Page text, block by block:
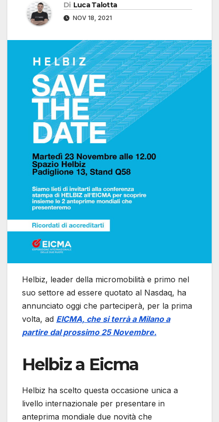
Di Luca Talotta
NOV 18, 2021
Helbiz, leader della micromobilità e primo nel
suo settore ad essere quotato al Nasdaq, ha
annunciato oggi che parteciperà, per la prima
volta, ad EICMA, che si terrà a Milano a
partire dal prossimo 25 Novembre.
Helbiz a Eicma
Helbiz ha scelto questa occasione unica a
livello internazionale per presentare in
anteprima mondiale due novità che